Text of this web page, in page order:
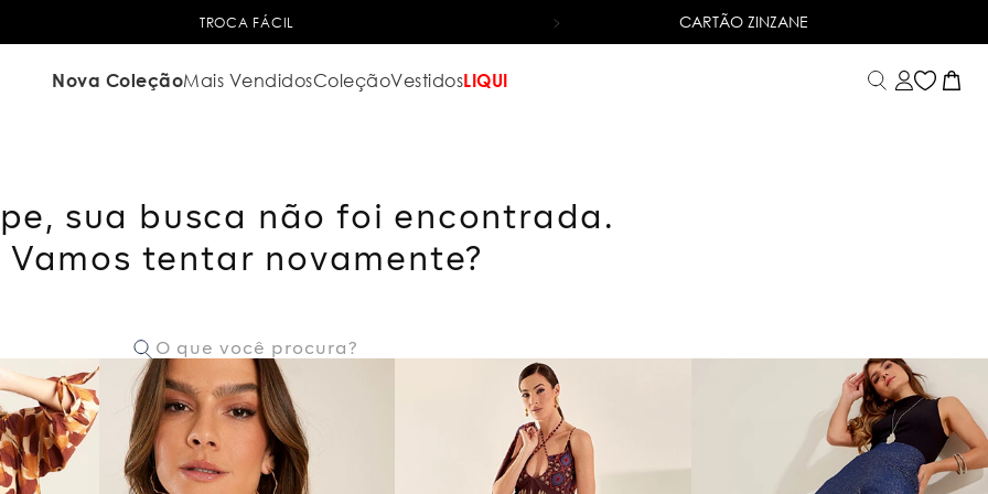
TROCA FÁCIL 6X SEM JUROSNO CARTÃO DE CRÉDITO
CARTÃO ZINZANE
Nova ColeçãoMais VendidosColeçãoVestidosLIQUI
sua busca não foi encontrada.
Vamos tentar novamente?